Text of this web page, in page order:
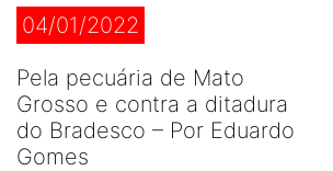
04/01/2022
Pela pecuária de Mato
Grosso e contra a ditadura
do Bradesco – Por Eduardo
Gomes